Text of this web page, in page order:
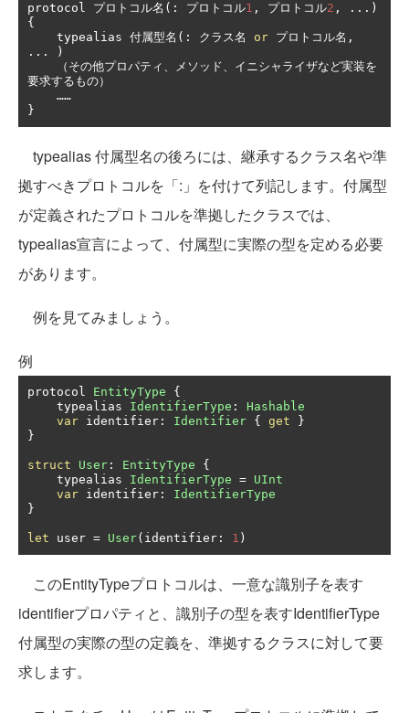
protocol プロトコル名(: プロトコル1 , プロトコル2 ,
...)
{
    typealias
付属型名(: クラス名 or プロトコル名,
...
)
（その他プロパティ、メソッド、イニシャライザなど実装を
要求するもの）
……
}
typealias 付属型名の後ろには、継承するクラス名や準
拠すべきプロトコルを「:」を付けて列記します。付属型
が定義されたプロトコルを準拠したクラスでは、
typealias宣言によって、付属型に実際の型を定める必要
があります。
例を見てみましょう。
例
protocol EntityType
{
    typealias
IdentifierType :
Hashable
var identifier : Identifier { get
}
}
struct User : EntityType
{
    typealias
IdentifierType = UInt
var identifier :
IdentifierType
}
let user = User( identifier : 1 )
このEntityTypeプロトコルは、一意な識別子を表す
identifierプロパティと、識別子の型を表すIdentifierType
付属型の実際の型の定義を、準拠するクラスに対して要
求します。